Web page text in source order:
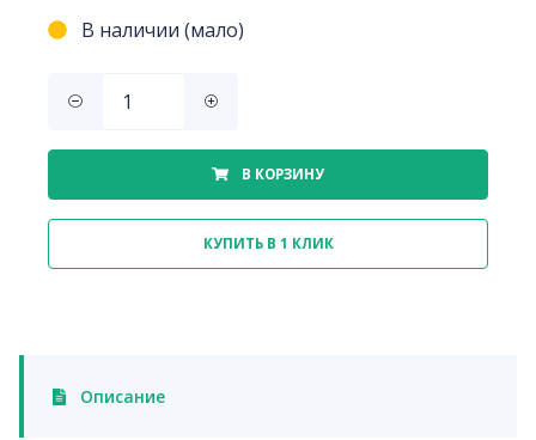
В наличии (мало)
В КОРЗИНУ
КУПИТЬ В 1 КЛИК
Описание